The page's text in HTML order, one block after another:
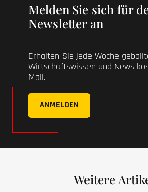
Melden Sie sich für
Newsletter an
Erhalten Sie jede Woche
Wirtschaftswissen und News
Mail.
ANMELDEN
Weitere